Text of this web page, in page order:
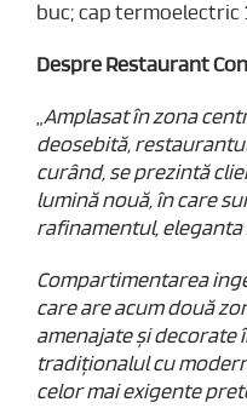
buc; cap termoelectric
Despre Restaurant
„Amplasat în zona
deosebită,
curând, se prezintă
lumină nouă, în care
rafinamentul,
Compartimentarea
care are acum două
amenajate şi
tradiţionalul cu
celor mai exigente